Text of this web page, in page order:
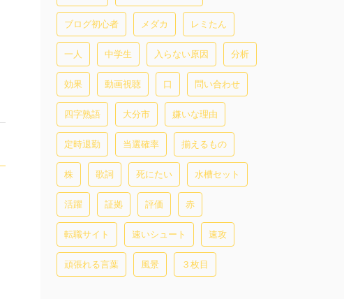
ブログ初心者 メダカ レミたん
一人 中学生 入らない原因 分析
効果 動画視聴 口 問い合わせ
四字熟語 大分市 嫌いな理由
定時退勤 当選確率 揃えるもの
株 歌詞 死にたい 水槽セット
活躍 証拠 評価 赤
転職サイト 速いシュート 速攻
頑張れる言葉 風景 ３枚目